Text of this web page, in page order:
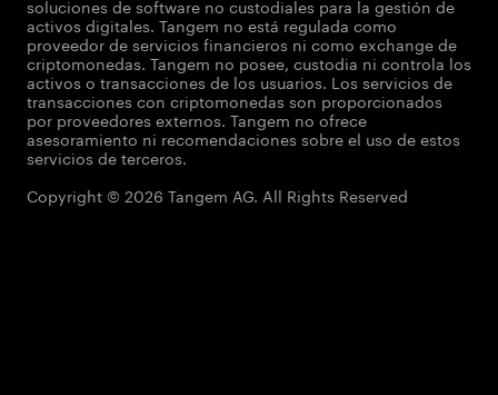
soluciones de software no custodiales para la gestión de
activos digitales. Tangem no está regulada como
proveedor de servicios financieros ni como exchange de
criptomonedas. Tangem no posee, custodia ni controla los
activos o transacciones de los usuarios. Los servicios de
transacciones con criptomonedas son proporcionados
por proveedores externos. Tangem no ofrece
asesoramiento ni recomendaciones sobre el uso de estos
servicios de terceros.